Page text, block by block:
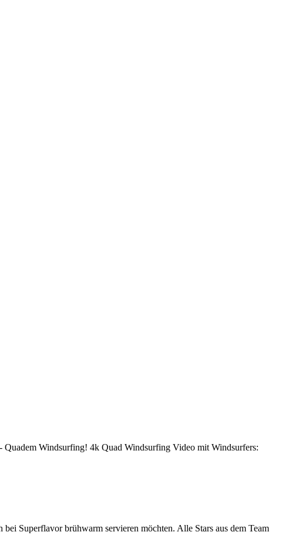
Quadem Windsurfing! 4k Quad Windsurfing Video mit Windsurfers:
Superflavor brühwarm servieren möchten. Alle Stars aus dem Team